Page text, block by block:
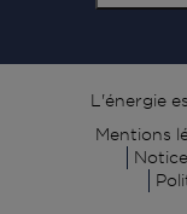
L'énergie
Mentions